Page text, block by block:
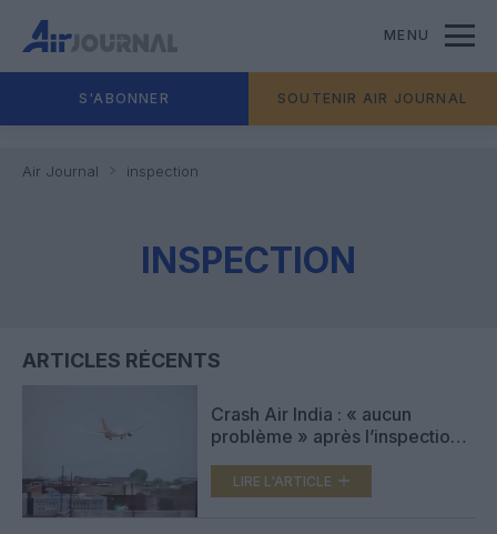
MENU
S'ABONNER SOUTENIR AIR JOURNAL
Air Journal inspection
INSPECTION
ARTICLES RÉCENTS
Crash Air India : « aucun
problème » après l’inspection
commande de carburant de sa
flotte
LIRE L'ARTICLE